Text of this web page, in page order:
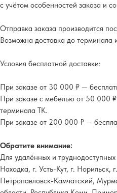
с учётом особенностей заказа и
Отправка заказа производится
Возможна доставка до терминала
Условия бесплатной доставки:
При заказе от 30 000 ₽ —
При заказе с мебелью от 50 000
терминала ТК.
При заказе от 200 000 ₽ —
Обратите внимание:
Для удалённых и
Находка, г. Усть-Кут, г.
Петропавловск-Камчатский,